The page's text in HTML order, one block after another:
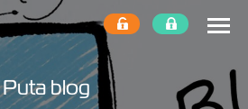
Puta blog